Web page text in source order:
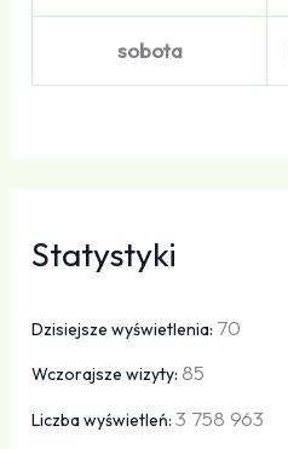
sobota
Statystyki
Dzisiejsze wyświetlenia: 70
Wczorajsze wizyty: 85
Liczba wyświetleń:3 758 963